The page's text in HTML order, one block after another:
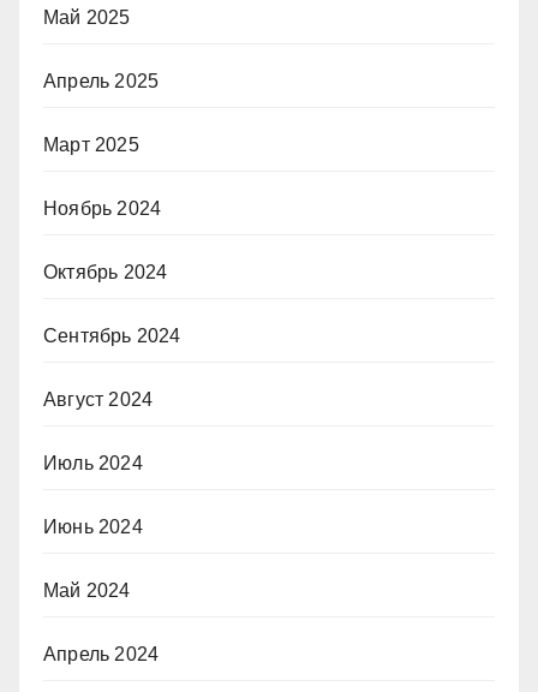
Май 2025
Апрель 2025
Март 2025
Ноябрь 2024
Октябрь 2024
Сентябрь 2024
Август 2024
Июль 2024
Июнь 2024
Май 2024
Апрель 2024